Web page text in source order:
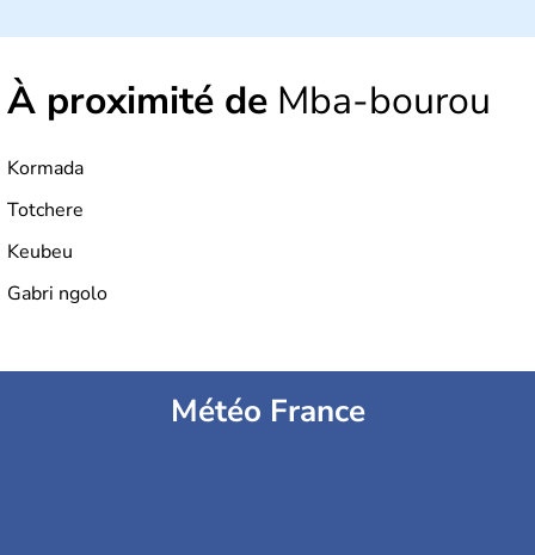
À proximité de Mba-bourou
Kormada
Totchere
Keubeu
Gabri ngolo
Météo France